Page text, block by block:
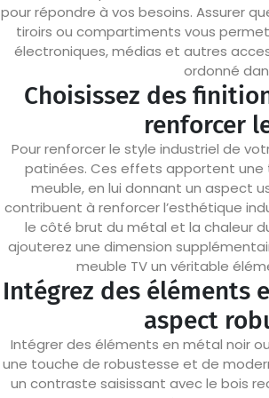
pour répondre à vos besoins. Assurer
tiroirs ou compartiments vous
électroniques, médias et autres
ordonné
Choisissez des
renforcer
Pour renforcer le style industriel de
patinées. Ces effets apportent
meuble, en lui donnant un aspect
contribuent à renforcer l’esthétique
le côté brut du métal et la chaleur
ajouterez une dimension
meuble TV un véritable
Intégrez des éléments
aspect
Intégrer des éléments en métal noir
une touche de robustesse et de
un contraste saisissant avec le bois